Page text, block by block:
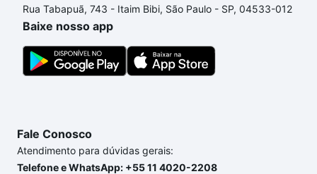
Rua Tabapuã, 743 - Itaim Bibi, São Paulo - SP, 04533-012
Baixe nosso app
Fale Conosco
Atendimento para dúvidas gerais:
Telefone e WhatsApp: +55 11 4020-2208